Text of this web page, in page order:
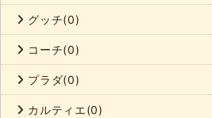
グッチ(0)
コーチ(0)
プラダ(0)
カルティエ(0)